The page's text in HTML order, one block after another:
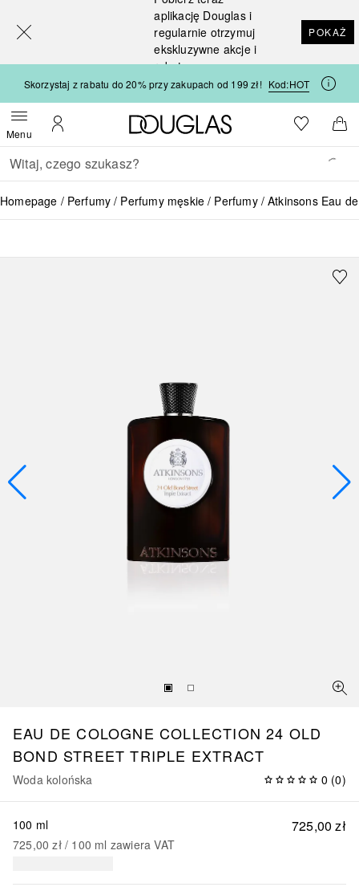
aplikację Douglas i
regularnie otrzymuj
ekskluzywne akcje i
rabaty
POKAŻ
Skorzystaj z rabatu do 20% przy zakupach od 199 zł! Kod:HOT
MenuOtwórz menuMoje konto
Strona główna Douglas
Do listyDo
Wracać
Wykonaj wyszukiwanie
Homepage Perfumy Perfumy męskie Perfumy Atkinsons Eau
EAU DE COLOGNE COLLECTION 24 OLD
BOND STREET TRIPLE EXTRACT
Woda kolońska 0 (0)
725,00 zł
100 ml
725,00 zł / 100 ml zawiera VAT
[navigation.slideout.screenreader]